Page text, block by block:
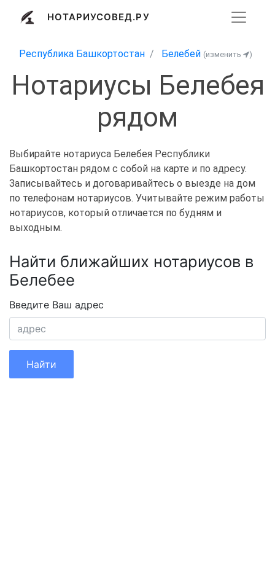
НОТАРИУСОВЕД.РУ
Республика Башкортостан Белебей (изменить )
Нотариусы Белебея
рядом
Выбирайте нотариуса Белебея Республики
Башкортостан рядом с собой на карте и по адресу.
Записывайтесь и договаривайтесь о выезде на дом
по телефонам нотариусов. Учитывайте режим работы
нотариусов, который отличается по будням и
выходным.
Найти ближайших нотариусов в
Белебее
Введите Ваш адрес
Найти